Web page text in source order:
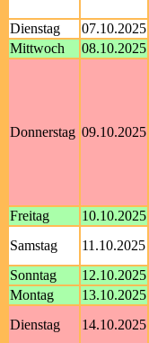
Dienstag
07.10.2025
Mittwoch
08.10.2025
Donnerstag 09.10.2025
Freitag
10.10.2025
Samstag
11.10.2025
Sonntag
12.10.2025
Montag
13.10.2025
Dienstag
14.10.2025